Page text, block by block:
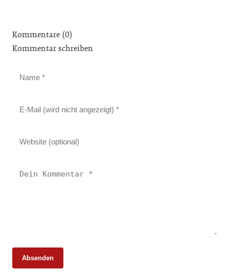
Kommentare (0)
Kommentar schreiben
Absenden